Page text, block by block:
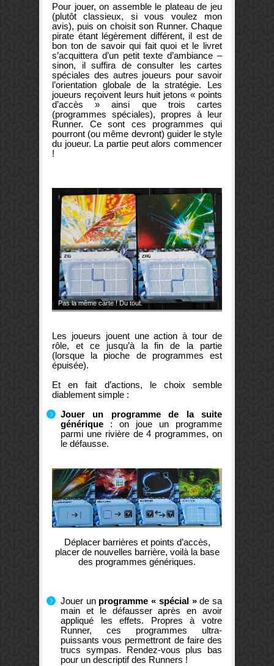
Pour jouer, on assemble le plateau de jeu
(plutôt classieux, si vous voulez mon
avis), puis on choisit son Runner. Chaque
pirate étant légèrement différent, il est de
bon ton de savoir qui fait quoi et le livret
s’acquittera d’un petit texte d’ambiance –
sinon, il suffira de consulter les cartes
spéciales des autres joueurs pour savoir
l’orientation globale de la stratégie. Les
joueurs reçoivent leurs huit jetons « points
d’accès » ainsi que trois cartes
(programmes spéciales), propres à leur
Runner. Ce sont ces programmes qui
pourront (ou même devront) guider le style
du joueur. La partie peut alors commencer
!
Pas la même carte ! Du tout.
Les joueurs jouent une action à tour de
rôle, et ce jusqu’à la fin de la partie
(lorsque la pioche de programmes est
épuisée).
Et en fait d’actions, le choix semble
diablement simple :
Jouer un programme de la suite
générique : on joue un programme
parmi une rivière de 4 programmes, on
le défausse.
Déplacer barrières et points d’accès,
placer de nouvelles barrière, voilà la base
des programmes génériques.
Jouer un programme « spécial »de sa
main et le défausser après en avoir
appliqué les effets. Propres à votre
Runner, ces programmes ultra-
puissants vous permettront de faire des
trucs sympas. Rendez-vous plus bas
pour un descriptif des Runners !